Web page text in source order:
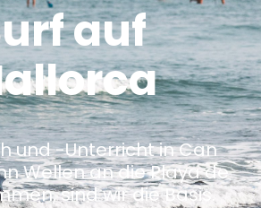
auf
und -Unterricht in Can
Wellen an die Playa de
sind wir die Basis.